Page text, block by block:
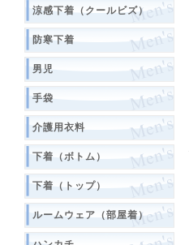
涼感下着（クールビズ）
防寒下着
男児
手袋
介護用衣料
下着（ボトム）
下着（トップ）
ルームウェア（部屋着）